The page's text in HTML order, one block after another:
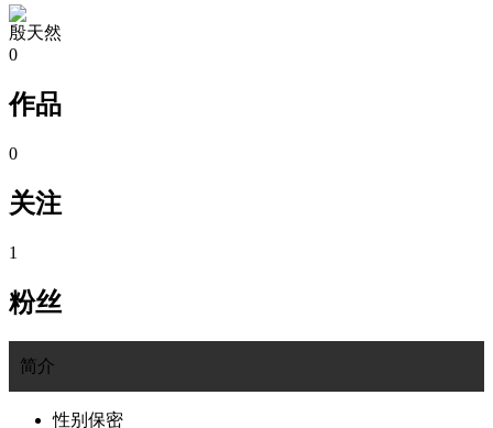
殷天然
0
作品
0
关注
1
粉丝
简介
性别 保密